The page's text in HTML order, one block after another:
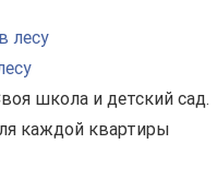
школа и детский сад.
каждой квартиры